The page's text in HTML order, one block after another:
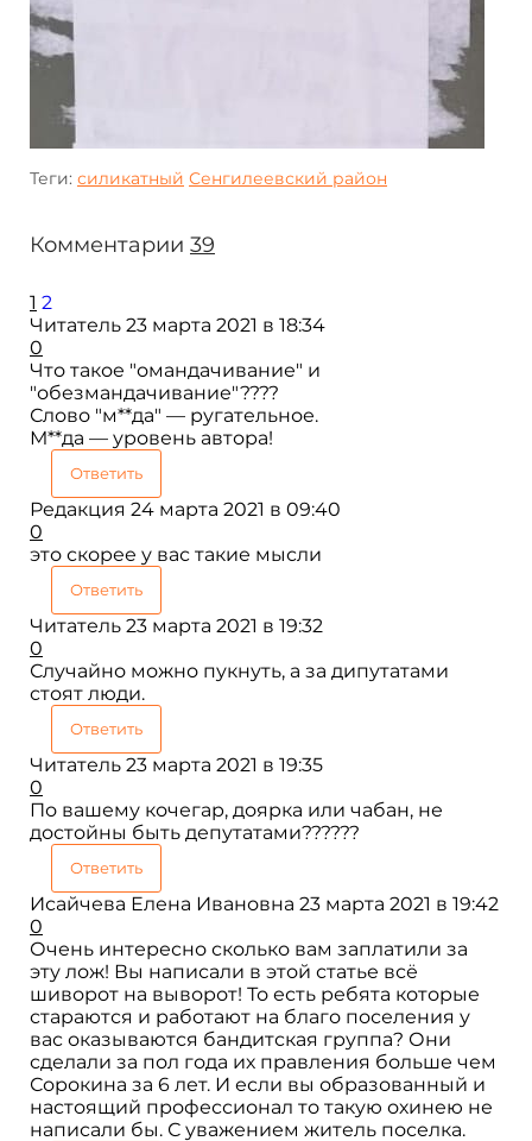
Теги: силикатный Сенгилеевский район
Комментарии 39
1 2
Читатель 23 марта 2021 в 18:34
0
Что такое "омандачивание" и
"обезмандачивание"????
Слово "м**да" — ругательное.
М**да — уровень автора!
Ответить
Редакция 24 марта 2021 в 09:40
0
это скорее у вас такие мысли
Ответить
Читатель 23 марта 2021 в 19:32
0
Случайно можно пукнуть, а за дипутатами
стоят люди.
Ответить
Читатель 23 марта 2021 в 19:35
0
По вашему кочегар, доярка или чабан, не
достойны быть депутатами??????
Ответить
Исайчева Елена Ивановна 23 марта 2021 в 19:42
0
Очень интересно сколько вам заплатили за
эту лож! Вы написали в этой статье всё
шиворот на выворот! То есть ребята которые
стараются и работают на благо поселения у
вас оказываются бандитская группа? Они
сделали за пол года их правления больше чем
Сорокина за 6 лет. И если вы образованный и
настоящий профессионал то такую охинею не
написали бы. С уважением житель поселка.